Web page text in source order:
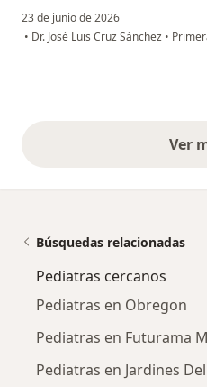
23 de junio de 2026
• Dr. José Luis Cruz Sánchez •
Ver
Búsquedas relacionadas
Pediatras cercanos
Pediatras en Obregon
Pediatras en Futurama
Pediatras en Jardines